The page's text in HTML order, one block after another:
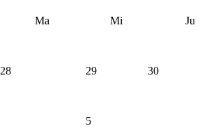
Ma Mi Ju
28 29 30
5